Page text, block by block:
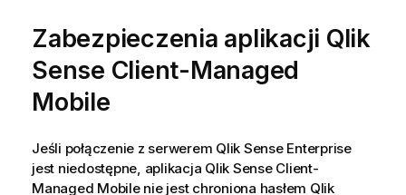
Zabezpieczenia aplikacji Qlik
Sense Client-Managed
Mobile
Jeśli połączenie z serwerem Qlik Sense Enterprise
jest niedostępne, aplikacja Qlik Sense Client-
Managed Mobilenie jest chroniona hasłem Qlik